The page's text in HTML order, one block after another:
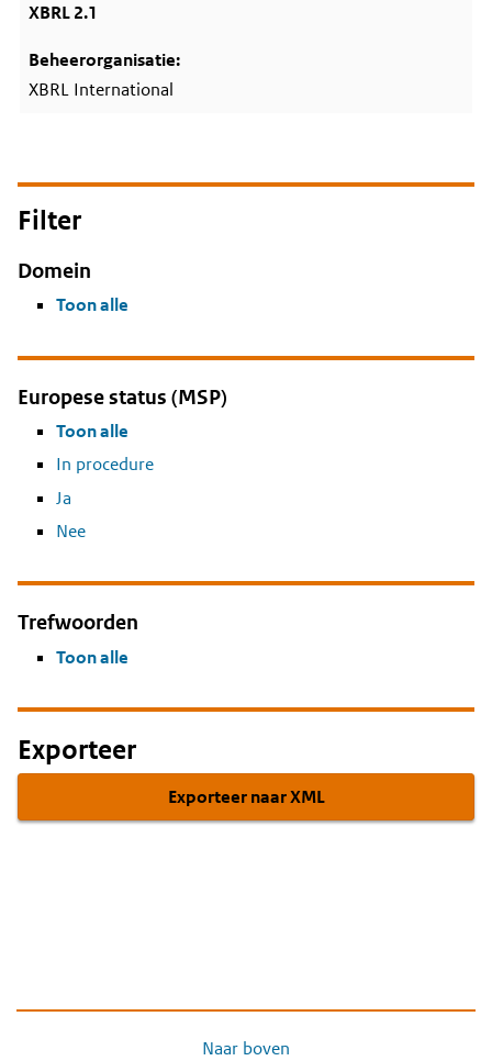
XBRL 2.1
XBRL International
Filter
Domein
Toon alle
Europese status (MSP)
Toon alle
In procedure
Ja
Nee
Trefwoorden
Toon alle
Exporteer
Exporteer naar XML
Naar boven